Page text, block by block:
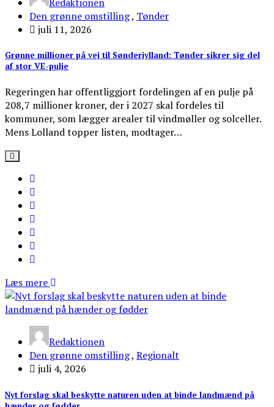
Den grønne omstilling, Tønder
juli 11, 2026
Grønne millioner på vej til Sønderjylland: Tønder sikrer sig del
af stor VE-pulje
Regeringen har offentliggjort fordelingen af en pulje på
208,7 millioner kroner, der i 2027 skal fordeles til
kommuner, som lægger arealer til vindmøller og solceller.
Mens Lolland topper listen, modtager…
Læs mere
Redaktionen
Den grønne omstilling, Regionalt
juli 4, 2026
Nyt forslag skal beskytte naturen uden at binde landmænd på